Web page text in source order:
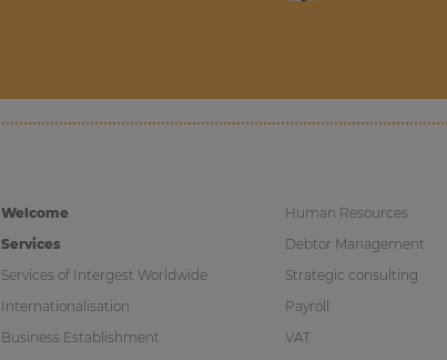
Welcome
Services
Services of Intergest Worldwide
Internationalisation
Business Establishment
Human Resources
Debtor Management
Strategic consulting
Payroll
VAT